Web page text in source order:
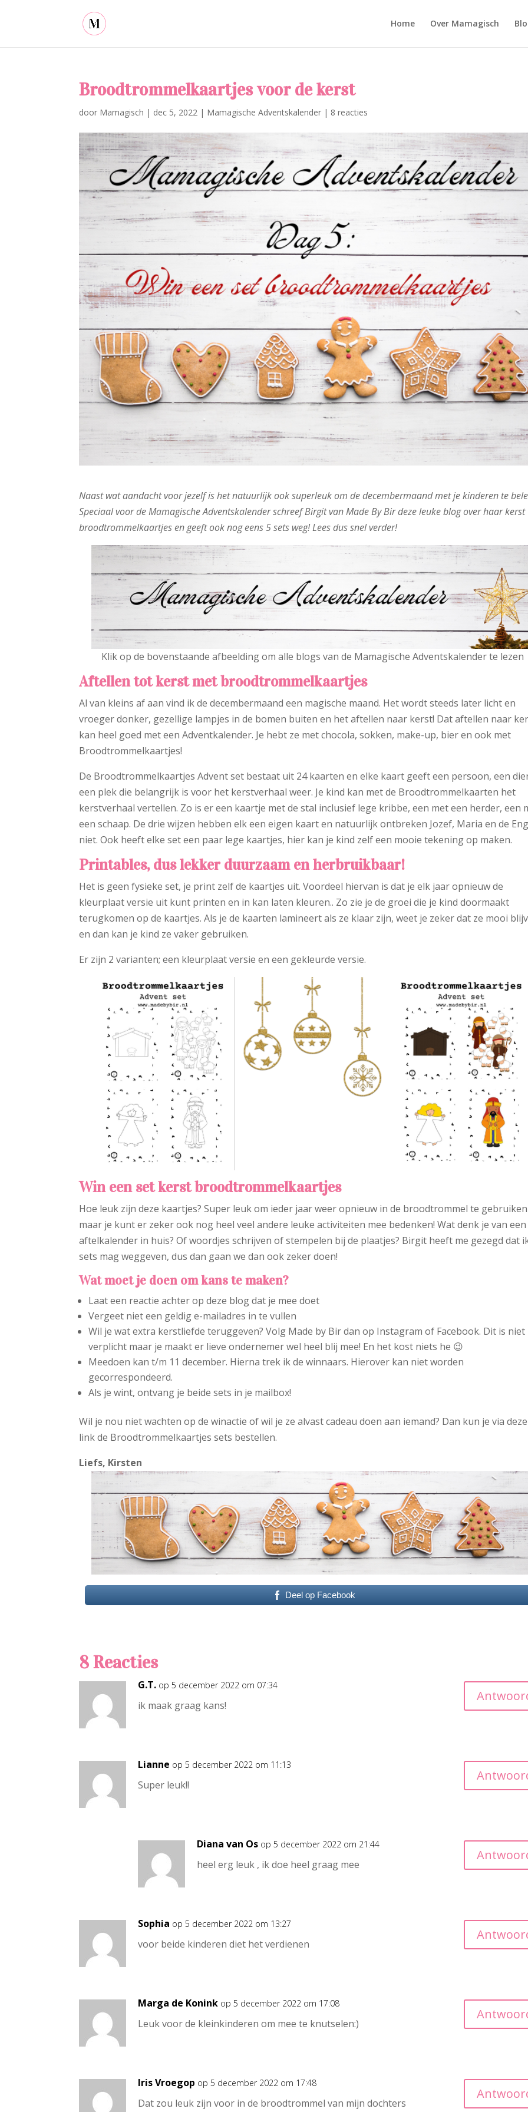
Home Over Mamagisch
Broodtrommelkaartjes voor de kerst
door Mamagisch | dec 5, 2022 | Mamagische Adventskalender | 8 reacties
Naast wat aandacht voor jezelf is het natuurlijk ook superleuk om de decembermaand met je kinderen te
Speciaal voor de Mamagische Adventskalender schreef Birgit van Made By Bir deze leuke blog over haar kerst
broodtrommelkaartjes en geeft ook nog eens 5 sets weg! Lees dus snel verder!
Klik op de bovenstaande afbeelding om alle blogs van de Mamagische Adventskalender te lezen
Aftellen tot kerst met broodtrommelkaartjes
Al van kleins af aan vind ik de decembermaand een magische maand. Het wordt steeds later licht en
vroeger donker, gezellige lampjes in de bomen buiten en het aftellen naar kerst! Dat aftellen naar
kan heel goed met een Adventkalender. Je hebt ze met chocola, sokken, make-up, bier en ook met
Broodtrommelkaartjes!
De Broodtrommelkaartjes Advent set bestaat uit 24 kaarten en elke kaart geeft een persoon, een
een plek die belangrijk is voor het kerstverhaal weer. Je kind kan met de Broodtrommelkaarten het
kerstverhaal vertellen. Zo is er een kaartje met de stal inclusief lege kribbe, een met een herder, een
een schaap. De drie wijzen hebben elk een eigen kaart en natuurlijk ontbreken Jozef, Maria en de
niet. Ook heeft elke set een paar lege kaartjes, hier kan je kind zelf een mooie tekening op maken.
Printables, dus lekker duurzaam en herbruikbaar!
Het is geen fysieke set, je print zelf de kaartjes uit. Voordeel hiervan is dat je elk jaar opnieuw de
kleurplaat versie uit kunt printen en in kan laten kleuren.. Zo zie je de groei die je kind doormaakt
terugkomen op de kaartjes. Als je de kaarten lamineert als ze klaar zijn, weet je zeker dat ze mooi
en dan kan je kind ze vaker gebruiken.
Er zijn 2 varianten; een kleurplaat versie en een gekleurde versie.
Win een set kerst broodtrommelkaartjes
Hoe leuk zijn deze kaartjes? Super leuk om ieder jaar weer opnieuw in de broodtrommel te gebruiken
maar je kunt er zeker ook nog heel veel andere leuke activiteiten mee bedenken! Wat denk je van een
aftelkalender in huis? Of woordjes schrijven of stempelen bij de plaatjes? Birgit heeft me gezegd dat
sets mag weggeven, dus dan gaan we dan ook zeker doen!
Wat moet je doen om kans te maken?
Laat een reactie achter op deze blog dat je mee doet
Vergeet niet een geldig e-mailadres in te vullen
Wil je wat extra kerstliefde teruggeven? Volg Made by Bir dan op Instagram of Facebook. Dit is niet
verplicht maar je maakt er lieve ondernemer wel heel blij mee! En het kost niets he 😉
Meedoen kan t/m 11 december. Hierna trek ik de winnaars. Hierover kan niet worden
gecorrespondeerd.
Als je wint, ontvang je beide sets in je mailbox!
Wil je nou niet wachten op de winactie of wil je ze alvast cadeau doen aan iemand? Dan kun je via deze
link de Broodtrommelkaartjes sets bestellen.
Liefs, Kirsten
Deel op Facebook
8 Reacties
G.T. op 5 december 2022 om 07:34
ik maak graag kans!
Lianne op 5 december 2022 om 11:13
Super leuk!!
Diana van Os op 5 december 2022 om 21:44
heel erg leuk , ik doe heel graag mee
Sophia op 5 december 2022 om 13:27
voor beide kinderen diet het verdienen
Marga de Konink op 5 december 2022 om 17:08
Leuk voor de kleinkinderen om mee te knutselen:)
Iris Vroegop op 5 december 2022 om 17:48
Dat zou leuk zijn voor in de broodtrommel van mijn dochters